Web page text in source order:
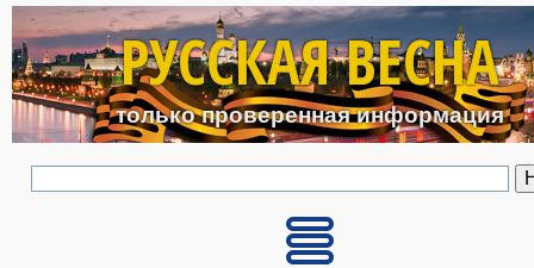
Перейти к основному
РУССКАЯ ВЕСНА
только проверенная информация